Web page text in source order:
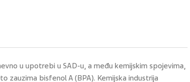
u upotrebi u SAD-u, a među kemijskim spojevima,
zauzima bisfenol A (BPA). Kemijska industrija